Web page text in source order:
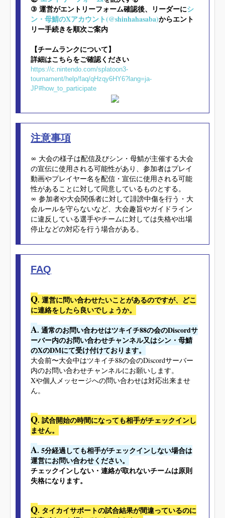
③ 運営がエントリーフォーム確認後、リーダーにシ
ン・母鯖のXアカウント(@shinhahasaba)からエント
リー手続きを順次ご案内
【チームランクについて】
詳細はこちらをご確認ください
https://c.nintendo.com/splatoon3-
tournament/help/faq/qHzqy6HY6?lang=ja-
JP#how_to_participate
注意事項
∞ 大会の様子は配信及びシン・母鯖が主催する大会
の宣伝に使用される可能性があり、参加者はプレイ
動画やプレイヤー名を配信・宣伝に使用される可能
性があることに対して同意しているものとする。
∞ 参加者や大会関係者に対して誹謗中傷を行う・大
会ルールを守らないなど、大会趣旨やガイドライン
に違反している選手やチームに対しては失格や出場
停止などの対応を行う場合がある。
FAQ
Q. 運営に問い合わせたいことがあるのですが、どこ
に連絡をしたら良いでしょうか。
A. 通常のお問い合わせはツキイチ88の会のDiscordサ
ーバー内のお問い合わせチャンネル又はシン・母鯖
のXのDMにて受け付けております。
大会前〜大会中はツキイチ88の会のDiscordサーバー
内のお問い合わせチャンネルにお願いします。
Xや個人メッセージへの問い合わせは対応出来ませ
ん。
Q. 試合開始の時間になっても相手がチェックインし
ません。
A. 5分経過しても相手がチェックインしない場合は
運営にお問い合わせください。
チェックインしない・連絡が取れないチームは原則
失格になります。
Q. タイカイサポートの試合結果が間違っているのに